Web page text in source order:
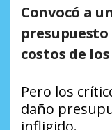
Convocó a
costos de
Pero los
daño